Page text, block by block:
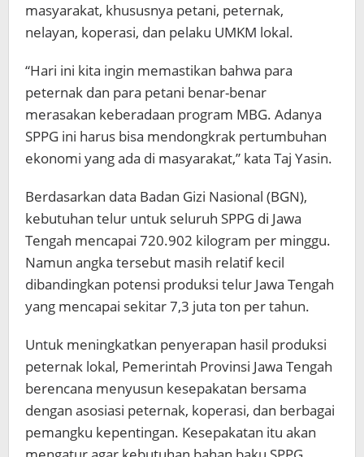
masyarakat, khususnya petani, peternak,
nelayan, koperasi, dan pelaku UMKM lokal.
“Hari ini kita ingin memastikan bahwa para
peternak dan para petani benar-benar
merasakan keberadaan program MBG. Adanya
SPPG ini harus bisa mendongkrak pertumbuhan
ekonomi yang ada di masyarakat,” kata Taj Yasin.
Berdasarkan data Badan Gizi Nasional (BGN),
kebutuhan telur untuk seluruh SPPG di Jawa
Tengah mencapai 720.902 kilogram per minggu.
Namun angka tersebut masih relatif kecil
dibandingkan potensi produksi telur Jawa Tengah
yang mencapai sekitar 7,3 juta ton per tahun.
Untuk meningkatkan penyerapan hasil produksi
peternak lokal, Pemerintah Provinsi Jawa Tengah
berencana menyusun kesepakatan bersama
dengan asosiasi peternak, koperasi, dan berbagai
pemangku kepentingan. Kesepakatan itu akan